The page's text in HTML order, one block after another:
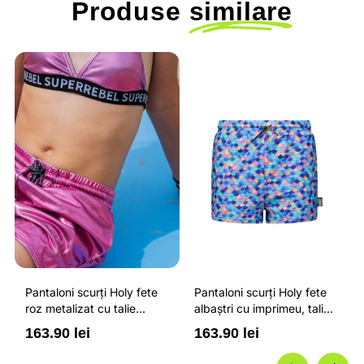
Produse similare
Pantaloni scurți Holy fete
roz metalizat cu talie
ajustabilă și protecție
solară UPF 50+
163.90 lei
Pantaloni scurți Holy fete
albaștri cu imprimeu, talie
ajustabilă și protecție
solară UPF 50+
163.90 lei